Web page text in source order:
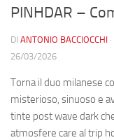
PINHDAR –
DI ANTONIO BACCIOCCHI
26/03/2026
Torna il duo milanese
misterioso, sinuoso e
tinte post wave dark
atmosfere care al trip